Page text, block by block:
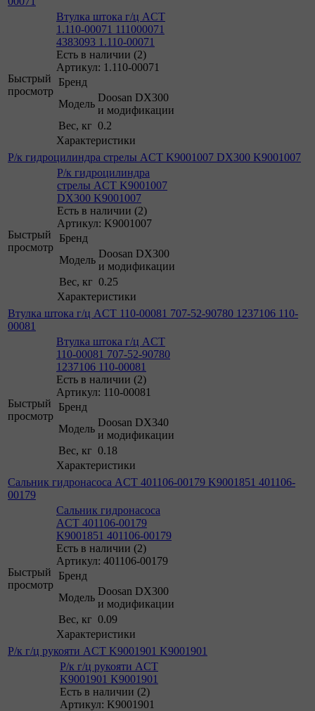
Быстрый
просмотр
Втулка штока г/ц ACT
1.110-00071 111000071
4383093 1.110-00071
Есть в наличии (2)
Артикул: 1.110-00071
Бренд
Модель
Doosan DX300
и модификации
Вес, кг 0.2
Характеристики
Р/к гидроцилиндра стрелы ACT K9001007 DX300 K9001007
Быстрый
просмотр
Р/к гидроцилиндра
стрелы ACT K9001007
DX300 K9001007
Есть в наличии (2)
Артикул: K9001007
Бренд
Модель
Doosan DX300
и модификации
Вес, кг 0.25
Характеристики
Втулка штока г/ц ACT 110-00081 707-52-90780 1237106 110-
00081
Быстрый
просмотр
Втулка штока г/ц ACT
110-00081 707-52-90780
1237106 110-00081
Есть в наличии (2)
Артикул: 110-00081
Бренд
Модель
Doosan DX340
и модификации
Вес, кг 0.18
Характеристики
Сальник гидронасоса ACT 401106-00179 K9001851 401106-
00179
Быстрый
просмотр
Сальник гидронасоса
ACT 401106-00179
K9001851 401106-00179
Есть в наличии (2)
Артикул: 401106-00179
Бренд
Модель
Doosan DX300
и модификации
Вес, кг 0.09
Характеристики
Р/к г/ц рукояти ACT K9001901 K9001901
Р/к г/ц рукояти ACT
K9001901 K9001901
Есть в наличии (2)
Артикул: K9001901